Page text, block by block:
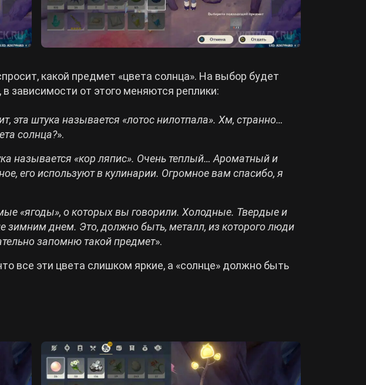
какой предмет «цвета солнца». На выбор будет
зависимости от этого меняются реплики:
эта штука называется «лотос нилотпала». Хм, странно…
солнца?».
называется «кор ляпис». Очень теплый… Ароматный и
его используют в кулинарии. Огромное вам спасибо, я
«ягоды», о которых вы говорили. Холодные. Твердые и
зимним днем. Это, должно быть, металл, из которого люди
запомню такой предмет».
все эти цвета слишком яркие, а «солнце» должно быть